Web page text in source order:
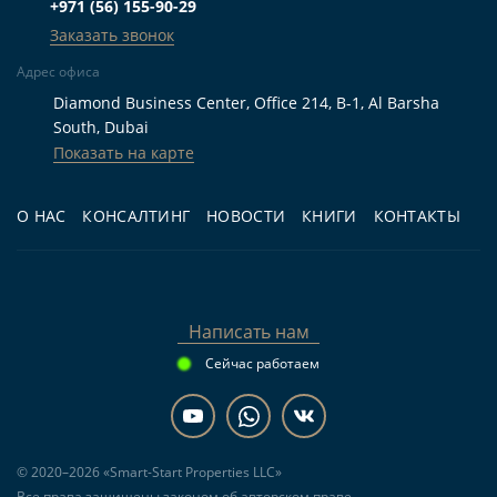
реальное время выезда на Hessa Street и
Emirates Road, а для арендатора это часто
важнее вида из окна.
Вопросы о покупке квартиры в
Remraam
Какая минимальная цена квартиры в
автомобиля?
О НАС КОНСАЛТИНГ НОВОСТИ КНИГИ КОНТАКТЫ
+971 (56) 155-90-29
Заказать звонок
Адрес офиса
Diamond Business Center, Office 214, B-1, Al Barsha
South, Dubai
Показать на карте
Написать нам
Сейчас работаем
© 2020–2026 «Smart-Start Properties LLC»